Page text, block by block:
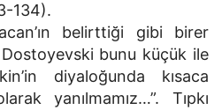
134).
belirttiği gibi birer
Dostoyevski bunu küçük ile
diyaloğunda kısaca
yanılmamız…”. Tıpkı